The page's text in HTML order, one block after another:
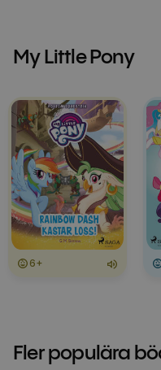
My Little Pony
6+
Fler populära